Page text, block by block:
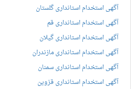
آگهی استخدام استانداری گلستان
آگهی استخدام استانداری قم
آگهی استخدام استانداری گیلان
آگهی استخدام استانداری مازندران
آگهی استخدام استانداری سمنان
آگهی استخدام استانداری قزوین